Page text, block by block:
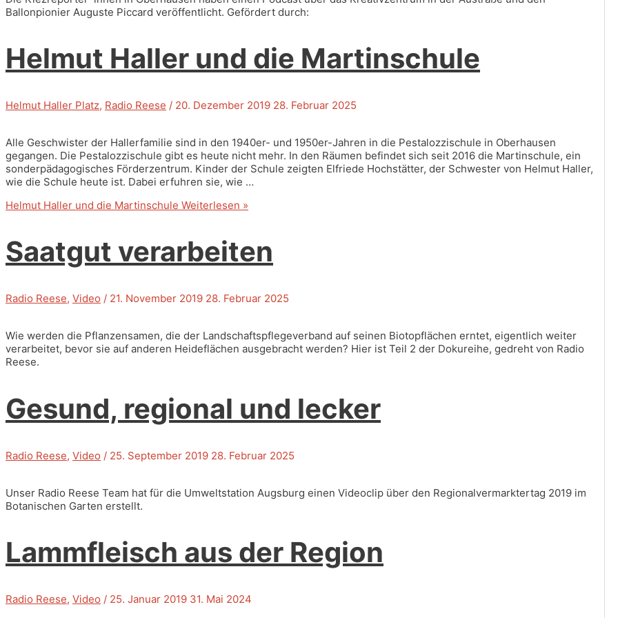
Ballonpionier Auguste Piccard veröffentlicht. Gefördert durch:
Helmut Haller und die Martinschule
Helmut Haller Platz, Radio Reese / 20. Dezember 2019 28. Februar 2025
Alle Geschwister der Hallerfamilie sind in den 1940er- und 1950er-Jahren in die Pestalozzischule in Oberhausen
gegangen. Die Pestalozzischule gibt es heute nicht mehr. In den Räumen befindet sich seit 2016 die Martinschule, ein
sonderpädagogisches Förderzentrum. Kinder der Schule zeigten Elfriede Hochstätter, der Schwester von Helmut Haller,
wie die Schule heute ist. Dabei erfuhren sie, wie …
Helmut Haller und die Martinschule Weiterlesen »
Saatgut verarbeiten
Radio Reese, Video / 21. November 2019 28. Februar 2025
Wie werden die Pflanzensamen, die der Landschaftspflegeverband auf seinen Biotopflächen erntet, eigentlich weiter
verarbeitet, bevor sie auf anderen Heideflächen ausgebracht werden? Hier ist Teil 2 der Dokureihe, gedreht von Radio
Reese.
Gesund, regional und lecker
Radio Reese, Video / 25. September 2019 28. Februar 2025
Unser Radio Reese Team hat für die Umweltstation Augsburg einen Videoclip über den Regionalvermarktertag 2019 im
Botanischen Garten erstellt.
Lammfleisch aus der Region
Radio Reese, Video / 25. Januar 2019 31. Mai 2024